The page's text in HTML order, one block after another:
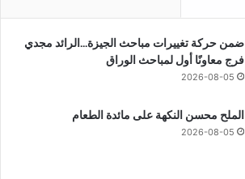
ضمن حركة تغييرات مباحث الجيزة…الرائد مجدي
فرج معاونًا أول لمباحث الوراق
2026-08-05
الملح محسن النكهة على مائدة الطعام
2026-08-05